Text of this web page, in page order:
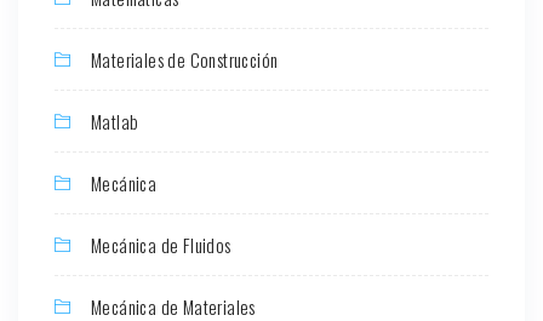
Materiales de Construcción
Matlab
Mecánica
Mecánica de Fluidos
Mecánica de Materiales